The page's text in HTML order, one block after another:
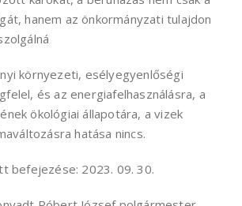
hanem az önkormányzati tulajdon
környezeti, esélyegyenlőségi
és az energiafelhasználásra, a
ökológiai állapotára, a vizek
hatása nincs.
befejezése: 2023. 09. 30.